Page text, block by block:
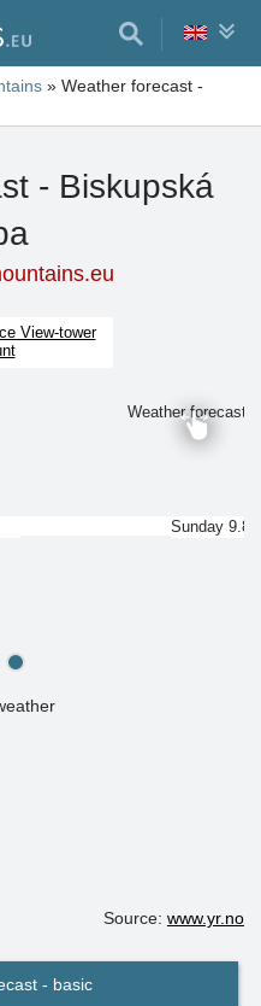
» Weather forecast -
- Biskupská
View-tower
Sunday
Source: www.yr.no
- basic